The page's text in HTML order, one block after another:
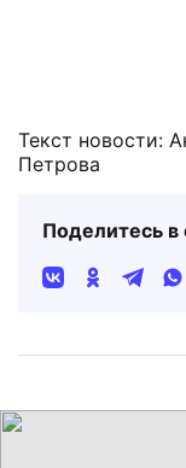
Текст новости:
Петрова
Поделитесь в